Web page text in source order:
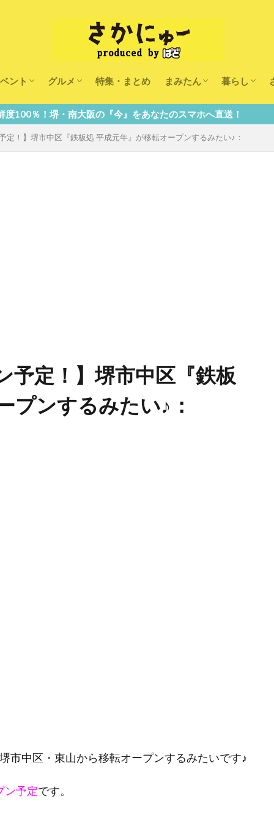
ント
ッズ
グルメ
ランチ
カフェ
特集・まとめ まみたん
まみたんイベント・おで
習い事・キャンペーン
幼稚園・こども園・保育
暮らし
医療
美容・健康
大人の習い
キッズ
子供の教育
子供の習い
おしごと
南大阪の『今』をあなたのスマホへ直送！
定！】堺市中区『鉄板処 平成元年』が移転オープンするみたい♪：
予定！】堺市中区『鉄板
プンするみたい♪：
市中区・東山から移転オープンするみたいです♪
ン予定です。